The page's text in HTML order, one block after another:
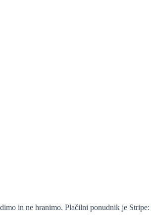
in ne hranimo. Plačilni ponudnik je Stripe: